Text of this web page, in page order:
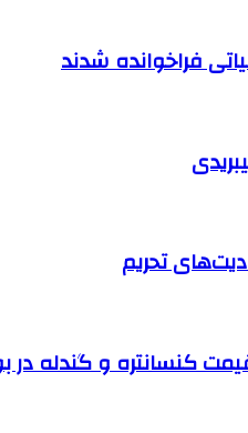
فراخوانده شدند
تحریم
کنسانتره و گندله در